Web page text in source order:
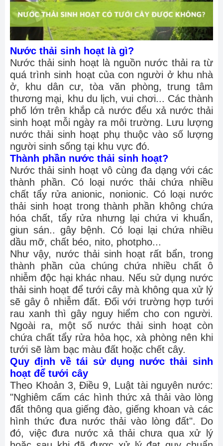
Nước thải sinh hoạt là gì?
Nước thải sinh hoạt là nguồn nước thải ra từ
quá trình sinh hoạt của con người ở khu nhà
ở, khu dân cư, tòa văn phòng, trung tâm
thương mại, khu du lịch, vui chơi... Các thành
phố lớn trên khắp cả nước đểu xả nước thải
sinh hoạt mỗi ngày ra môi trường. Lưu lượng
nước thải sinh hoạt phụ thuộc vào số lượng
người sinh sống tại khu vực đó.
Thành phần nước thải sinh hoạt?
Nước thải sinh hoạt vô cùng đa dạng với các
thành phần. Có loại nước thải chứa nhiều
chất tẩy rửa anionic, nonionic. Có loại nước
thải sinh hoạt trong thành phần không chứa
hóa chất, tẩy rửa nhưng lại chứa vi khuẩn,
giun sán.. gây bệnh. Có loại lại chứa nhiều
dầu mỡ, chất béo, nito, photpho...
Như vậy, nước thải sinh hoạt rất bẩn, trong
thành phần của chúng chứa nhiều chất ô
nhiễm độc hại khác nhau. Nếu sử dụng nước
thải sinh hoạt để tưới cây mà không qua xử lý
sẽ gây ô nhiễm đất. Đối với trường hợp tưới
rau xanh thì gây nguy hiểm cho con người.
Ngoài ra, một số nước thải sinh hoạt còn
chứa chất tẩy rửa hỏa học, xà phòng nên khi
tưới sẽ làm bạc màu đất hoặc chết cây.
Quy định về tái sử dụng nước thải sinh
hoạt để tưới cây
Theo Khoản 3, Điều 9, Luật tài nguyên nước:
"Nghiêm cấm các hình thức xả thải vào lòng
đất thông qua giếng đào, giếng khoan và các
hình thức đưa nước thải vào lòng đất". Do
đó, việc đưa nước xả thải chưa qua xử lý